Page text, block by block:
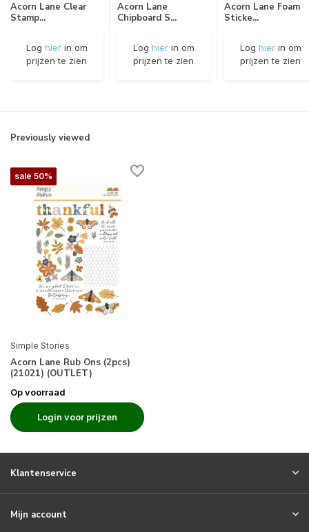
Acorn Lane Clear
Stamp...
Log hierin om
prijzen te zien
Acorn Lane
Chipboard S...
Log hierin om
prijzen te zien
Acorn Lane Foam
Sticke...
Log hierin om
prijzen te zien
Previously viewed
sale 50%
Simple Stories
Acorn Lane Rub Ons (2pcs)
(21021) (OUTLET)
Op voorraad
Login voor prijzen
Klantenservice
Mijn account